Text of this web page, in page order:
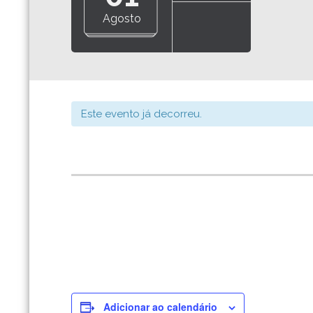
Agosto
Este evento já decorreu.
Adicionar ao calendário